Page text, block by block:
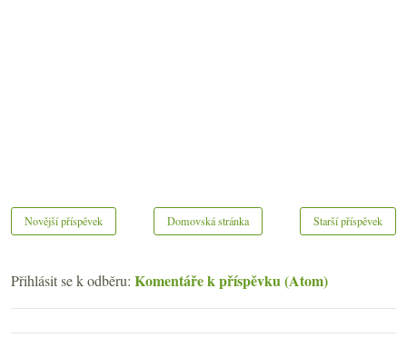
Novější příspěvek Starší příspěvek
Domovská stránka
Přihlásit se k odběru: Komentáře k příspěvku (Atom)